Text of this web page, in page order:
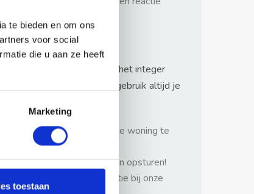
te bieden en om ons
voor social
die u aan ze heeft
Marketing
toestaan
hecht veel waarde aan het integer
van verhuurders maar gebruik altijd je
vooraf betalen zonder de woning te
gezien.
persoonlijke documenten opsturen!
bij misbruik de advertentie bij onze